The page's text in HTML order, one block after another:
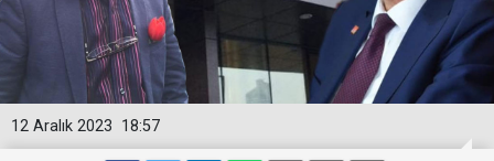
18:57
12 Aralık 2023